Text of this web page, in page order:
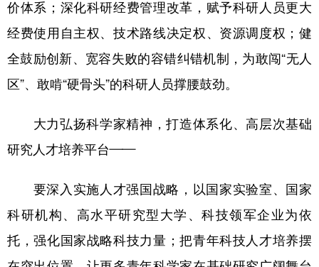
价体系；深化科研经费管理改革，赋予科研人员更大
经费使用自主权、技术路线决定权、资源调度权；健
全鼓励创新、宽容失败的容错纠错机制，为敢闯“无人
区”、敢啃“硬骨头”的科研人员撑腰鼓劲。
大力弘扬科学家精神，打造体系化、高层次基础
研究人才培养平台——
要深入实施人才强国战略，以国家实验室、国家
科研机构、高水平研究型大学、科技领军企业为依
托，强化国家战略科技力量；把青年科技人才培养摆